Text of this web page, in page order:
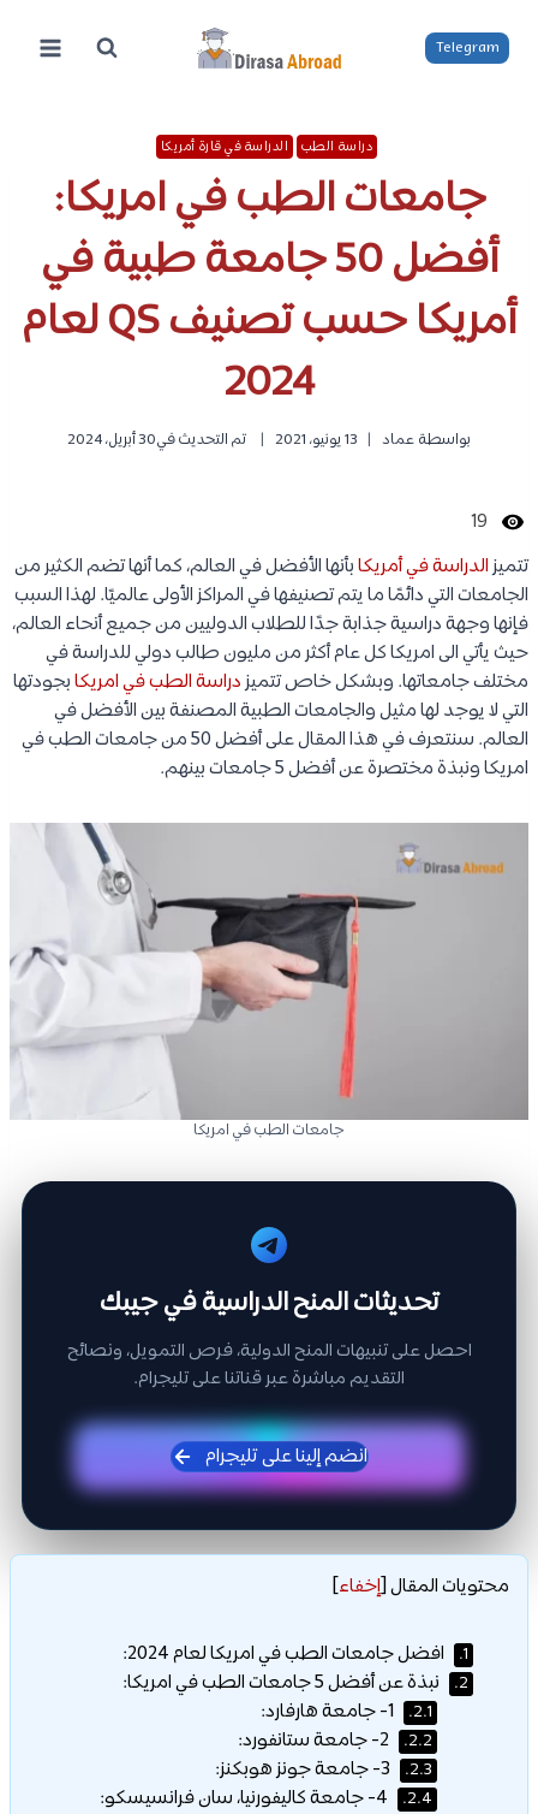
المحتوى
Telegram
دراسة الطب الدراسة في قارة أمريكا
جامعات الطب في امريكا:
أفضل 50 جامعة طبية في
أمريكا حسب تصنيف QS لعام
2024
بواسطة عماد 13 يونيو، 2021 تم التحديث في30 أبريل، 2024
19
تتميزالدراسة في أمريكابأنها الأفضل في العالم، كما أنها تضم الكثير من
الجامعات التي دائمًا ما يتم تصنيفها في المراكز الأولى عالميًا. لهذا السبب
فإنها وجهة دراسية جذابة جدًا للطلاب الدوليين من جميع أنحاء العالم،
حيث يأتي الى امريكا كل عام أكثر من مليون طالب دولي للدراسة في
مختلف جامعاتها. وبشكل خاص تتميزدراسة الطب في امريكابجودتها
التي لا يوجد لها مثيل والجامعات الطبية المصنفة بين الأفضل في
العالم. سنتعرف في هذا المقال على أفضل 50 من جامعات الطب في
امريكا ونبذة مختصرة عن أفضل 5 جامعات بينهم.
جامعات الطب في امريكا
تحديثات المنح الدراسية في جيبك
احصل على تنبيهات المنح الدولية، فرص التمويل، ونصائح
التقديم مباشرة عبر قناتنا على تليجرام.
انضم إلينا على تليجرام
محتويات المقال[إخفاء]
1. افضل جامعات الطب في امريكا لعام 2024:
2. نبذة عن أفضل 5 جامعات الطب في امريكا:
2.1.
2.2.
2.3.
2.4.